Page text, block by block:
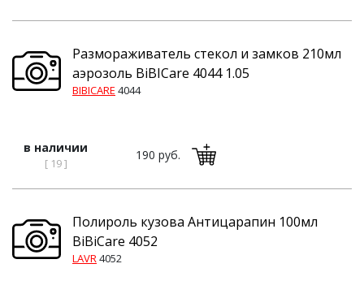
Размораживатель стекол и замков 210мл
аэрозоль BiBICare 4044 1.05
BIBICARE 4044
в наличии
[ 19 ]
190 руб.
Полироль кузова Антицарапин 100мл
BiBiCare 4052
LAVR4052